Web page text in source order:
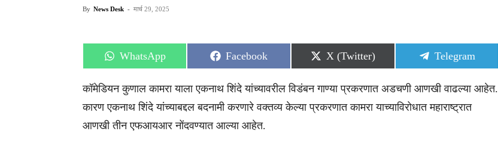
By News Desk - मार्च 29, 2025
Share
on
WhatsApp
Share
on
Facebook
Share
on
X (Twitter)
Share
on
Telegram
कॉमेडियन कुणाल कामरा याला एकनाथ शिंदे यांच्यावरील विडंबन गाण्या प्रकरणात अडचणी आणखी वाढल्या आहेत.
कारण एकनाथ शिंदे यांच्याबद्दल बदनामी करणारे वक्तव्य केल्या प्रकरणात कामरा याच्याविरोधात महाराष्ट्रात
आणखी तीन एफआयआर नोंदवण्यात आल्या आहेत.